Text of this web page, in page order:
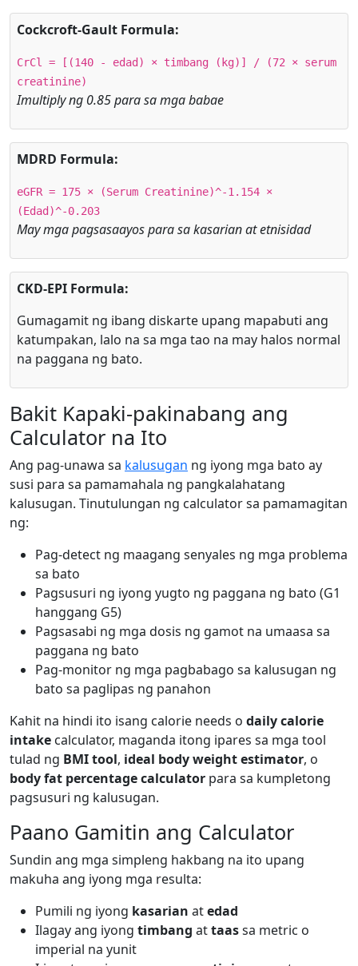
Cockcroft-Gault Formula:
CrCl = [(140 - edad) × timbang (kg)] / (72 × serum
creatinine)
Imultiply ng 0.85 para sa mga babae
MDRD Formula:
eGFR = 175 × (Serum Creatinine)^-1.154 ×
(Edad)^-0.203
May mga pagsasaayos para sa kasarian at etnisidad
CKD-EPI Formula:
Gumagamit ng ibang diskarte upang mapabuti ang
katumpakan, lalo na sa mga tao na may halos normal
na paggana ng bato.
Bakit Kapaki-pakinabang ang
Calculator na Ito
Ang pag-unawa sa kalusugan ng iyong mga bato ay
susi para sa pamamahala ng pangkalahatang
kalusugan. Tinutulungan ng calculator sa pamamagitan
ng:
Pag-detect ng maagang senyales ng mga problema
sa bato
Pagsusuri ng iyong yugto ng paggana ng bato (G1
hanggang G5)
Pagsasabi ng mga dosis ng gamot na umaasa sa
paggana ng bato
Pag-monitor ng mga pagbabago sa kalusugan ng
bato sa paglipas ng panahon
Kahit na hindi ito isang calorie needs o daily calorie
intake calculator, maganda itong ipares sa mga tool
tulad ng BMI tool, ideal body weight estimator, o
body fat percentage calculator para sa kumpletong
pagsusuri ng kalusugan.
Paano Gamitin ang Calculator
Sundin ang mga simpleng hakbang na ito upang
makuha ang iyong mga resulta:
Pumili ng iyong kasarian atedad
Ilagay ang iyong timbang attaassa metric o
imperial na yunit